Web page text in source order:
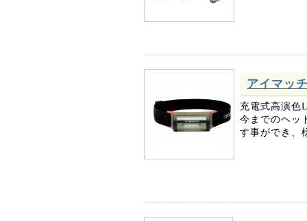
アイマッ
充電式高演色
今までのヘッ
す事ができ、